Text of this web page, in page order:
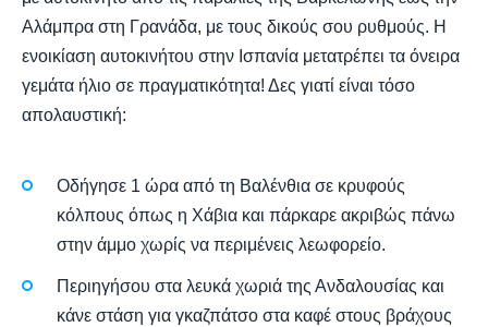
Αλάμπρα στη Γρανάδα, με τους δικούς σου ρυθμούς. Η
ενοικίαση αυτοκινήτου στην Ισπανία μετατρέπει τα όνειρα
γεμάτα ήλιο σε πραγματικότητα! Δες γιατί είναι τόσο
απολαυστική:
Οδήγησε 1 ώρα από τη Βαλένθια σε κρυφούς
κόλπους όπως η Χάβια και πάρκαρε ακριβώς πάνω
στην άμμο χωρίς να περιμένεις λεωφορείο.
Περιηγήσου στα λευκά χωριά της Ανδαλουσίας και
κάνε στάση για γκαζπάτσο στα καφέ στους βράχους